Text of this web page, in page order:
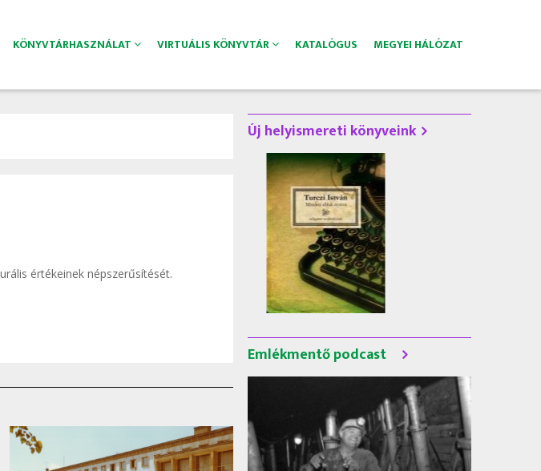
KÖNYVTÁRHASZNÁLAT VIRTUÁLIS KÖNYVTÁR KATALÓGUS MEGYEI HÁLÓZAT
értékeinek népszerűsítését.
Új helyismereti könyveink
Emlékmentő podcast